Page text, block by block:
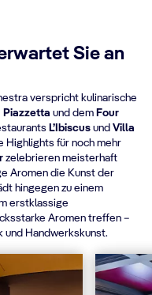
Sie an
verspricht kulinarische
Piazzetta und dem Four
L’Ibiscus und Villa
Highlights für noch mehr
zelebrieren meisterhaft
Aromen die Kunst der
hingegen zu einem
erstklassige
Aromen treffen –
und Handwerkskunst.